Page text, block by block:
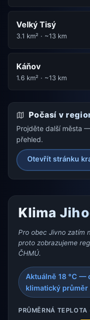
Velký Tisý
3.1 km² · ~13 km
Káňov
1.6 km² · ~13 km
Počasí v
Projděte další města
přehled.
Otevřít stránku
Klima
Pro obec Jivno zatím
proto zobrazujeme
ČHMÚ.
Aktuálně 18 °C —
klimatický průměr
PRŮMĚRNÁ TEPLOTA